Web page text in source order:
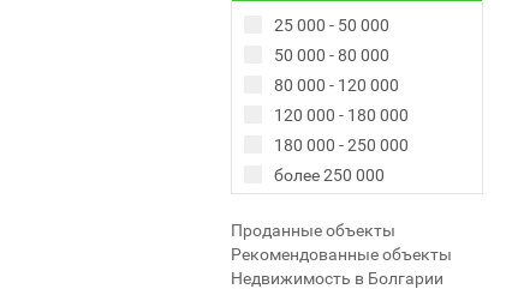
25 000 - 50 000
50 000 - 80 000
80 000 - 120 000
120 000 - 180 000
180 000 - 250 000
более 250 000
Проданные объекты
Рекомендованные объекты
Недвижимость в Болгарии